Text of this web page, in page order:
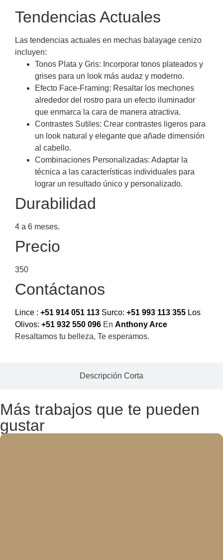
Descripción Corta
Tendencias Actuales
Las tendencias actuales en mechas balayage cenizo
incluyen:
Tonos Plata y Gris: Incorporar tonos plateados y
grises para un look más audaz y moderno.
Efecto Face-Framing: Resaltar los mechones
alrededor del rostro para un efecto iluminador
que enmarca la cara de manera atractiva.
Contrastes Sutiles: Crear contrastes ligeros para
un look natural y elegante que añade dimensión
al cabello.
Combinaciones Personalizadas: Adaptar la
técnica a las características individuales para
lograr un resultado único y personalizado.
Durabilidad
4 a 6 meses.
Precio
350
Contáctanos
Lince : +51 914 051 113 Surco: +51 993 113 355 Los
Olivos: +51 932 550 096 En Anthony Arce
Resaltamos tu belleza, Te esperamos.
Más trabajos que te pueden
gustar